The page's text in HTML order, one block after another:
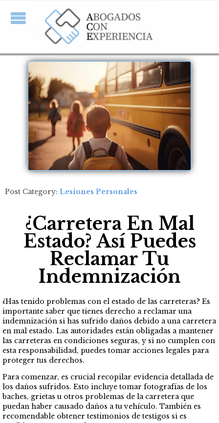
Post Category: Lesiones Personales
¿Carretera En Mal
Estado? Así Puedes
Reclamar Tu
Indemnización
¿Has tenido problemas con el estado de las carreteras? Es
importante saber que tienes derecho a reclamar una
indemnización si has sufrido daños debido a una carretera
en mal estado. Las autoridades están obligadas a mantener
las carreteras en condiciones seguras, y si no cumplen con
esta responsabilidad, puedes tomar acciones legales para
proteger tus derechos.
Para comenzar, es crucial recopilar evidencia detallada de
los daños sufridos. Esto incluye tomar fotografías de los
baches, grietas u otros problemas de la carretera que
puedan haber causado daños a tu vehículo. También es
recomendable obtener testimonios de testigos si es